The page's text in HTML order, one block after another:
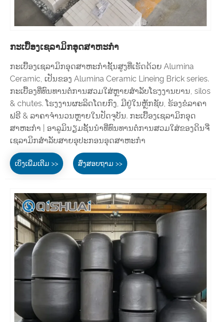
ກະເບື້ອງເຊລາມິກອຸດສາຫະກໍາ
ກະເບື້ອງເຊລາມິກອຸດສາຫະກໍາຊັ້ນສູງທີ່ເຮັດດ້ວຍ Alumina
Ceramic, ເປັນຂອງ Alumina Ceramic Lineing Brick series.
ກະເບື້ອງທີ່ທົນທານຕໍ່ການສວມໃສ່ຫຼາຍສໍາລັບໂຮງງານບານ, silos
& chutes. ໂຮງງານຜະລິດໂດຍກົງ, ມີຢູ່ໃນຫຼັກຊັບ, ຮ້ອງຂໍລາຄາ
ຟຣີ & ລາຄາຈໍານວນຫຼາຍໃນປັດຈຸບັນ. ກະເບື້ອງເຊລາມິກອຸດ
ສາຫະກໍາ | ອາລູມິນຽມຊັ້ນນໍາທີ່ທົນທານຕໍ່ການສວມໃສ່ຂອງດິນຈີ່
ເຊລາມິກສໍາລັບສາຍອຸປະກອນອຸດສາຫະກໍາ
ເບິ່ງເພີ່ມເຕີມ >> ສົ່ງສອບຖາມ >>